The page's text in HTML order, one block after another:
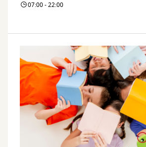
07:00 - 22:00